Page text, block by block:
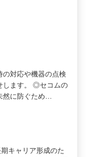
対応や機器の点検
します。 ◎セコムの
然に防ぐため…
キャリア形成のた